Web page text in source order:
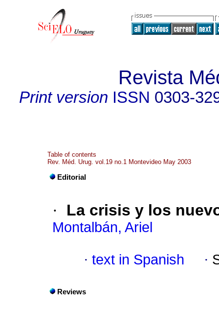
Revista
Print version ISSN 0303-
Table of contents
Rev. Méd. Urug. vol.19 no.1 Montevideo May 2003
Editorial
· La crisis y los
Montalbán, Ariel
· text in Spanish ·
Reviews